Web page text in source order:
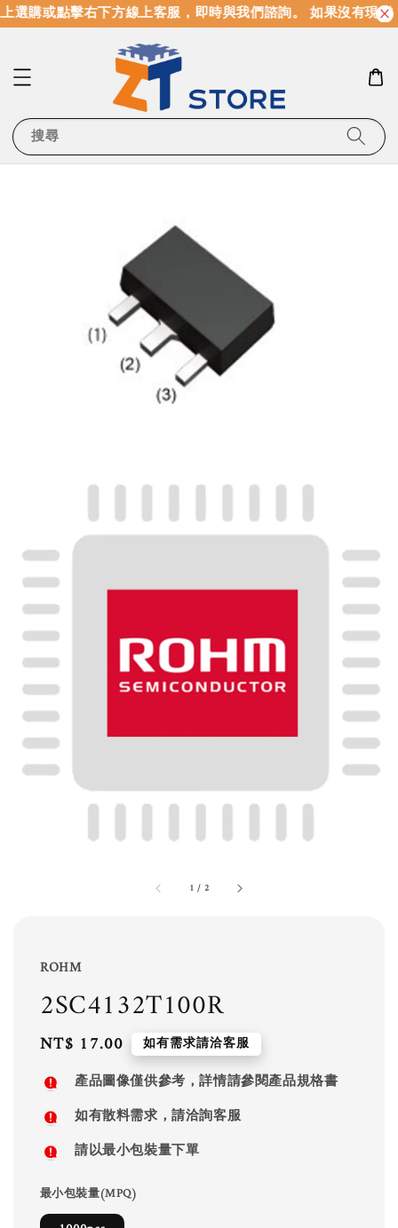
選購或點擊右下方線上客服，即時與我們諮詢。 如果沒有現貨
搜尋
1 / 2
ROHM
2SC4132T100R
Regular
price
NT$ 17.00 如有需求請洽客服
產品圖像僅供參考，詳情請參閱產品規格書
如有散料需求，請洽詢客服
請以最小包裝量下單
最小包裝量(MPQ)